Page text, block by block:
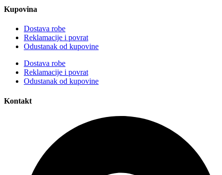
Kupovina
Dostava robe
Reklamacije i povrat
Odustanak od kupovine
Dostava robe
Reklamacije i povrat
Odustanak od kupovine
Kontakt